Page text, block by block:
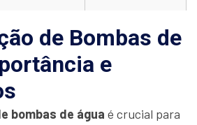
de Bombas de
e
bombas de água é crucial para